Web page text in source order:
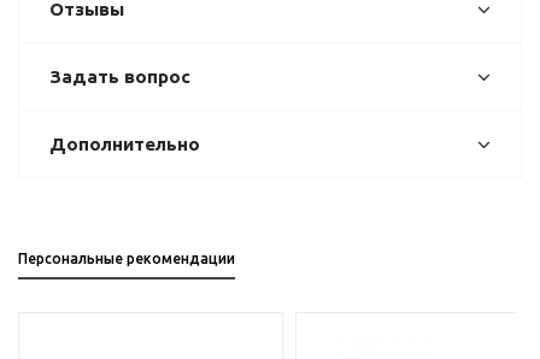
Отзывы
Задать вопрос
Дополнительно
Персональные рекомендации